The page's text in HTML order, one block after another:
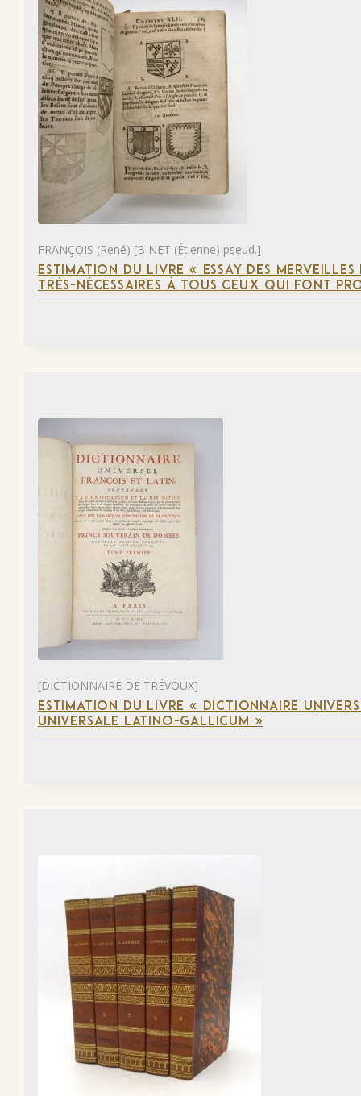
FRANÇOIS (René) [BINET (Étienne) pseud.]
ESTIMATION DU LIVRE « ESSAY DES
TRÈS-NÉCESSAIRES À TOUS CEUX QUI FONT
[DICTIONNAIRE DE TRÉVOUX]
ESTIMATION DU LIVRE « DICTIONNAIRE
UNIVERSALE LATINO-GALLICUM »